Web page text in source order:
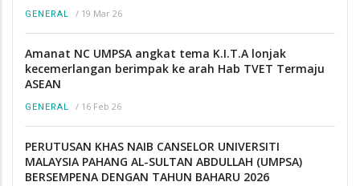
GENERAL / 19 Mar 26
Amanat NC UMPSA angkat tema K.I.T.A lonjak
kecemerlangan berimpak ke arah Hab TVET Termaju
ASEAN
GENERAL / 16 Feb 26
PERUTUSAN KHAS NAIB CANSELOR UNIVERSITI
MALAYSIA PAHANG AL-SULTAN ABDULLAH (UMPSA)
BERSEMPENA DENGAN TAHUN BAHARU 2026